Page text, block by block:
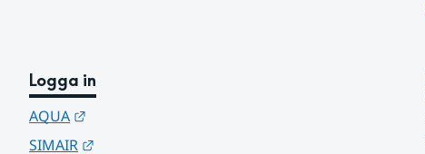
Logga in
AQUA
SIMAIR